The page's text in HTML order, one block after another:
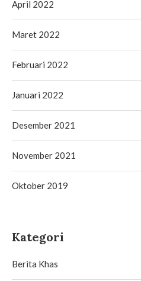
April 2022
Maret 2022
Februari 2022
Januari 2022
Desember 2021
November 2021
Oktober 2019
Kategori
Berita Khas